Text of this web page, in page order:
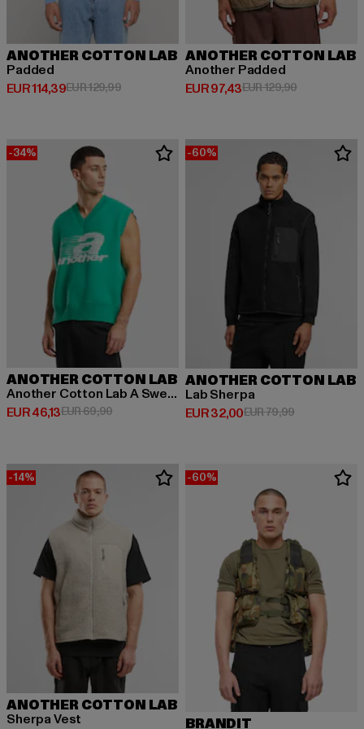
ANOTHER COTTON LAB
Padded
EUR 114,39
Huidige prijs: EUR 114,39
EUR 129,99Actieprijs: EUR 129,99
ANOTHER COTTON LAB
Another Padded
EUR 97,43
Huidige prijs: EUR 97,43
EUR 129,90Actieprijs:
-34%
ANOTHER COTTON LAB
Another Cotton Lab A Sweater Vest
EUR 46,13
Huidige prijs: EUR 46,13
EUR 69,90Actieprijs: EUR 69,90
-60%
ANOTHER COTTON LAB
Lab Sherpa
EUR 32,00
Huidige prijs: EUR 32,00
EUR 79,99Actieprijs:
-14%
ANOTHER COTTON LAB
Sherpa Vest
-60%
BRANDIT